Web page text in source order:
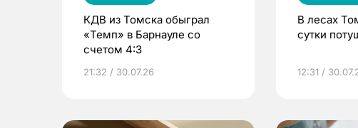
КДВ из Томска обыграл
«Темп» в Барнауле со
счетом 4:3
21:32 / 30.07.26
В лесах
сутки
12:31 /